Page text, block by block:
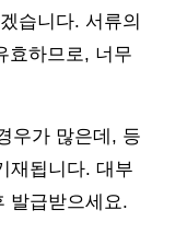
습니다. 서류의
효하므로, 너무
우가 많은데, 등
재됩니다. 대부
발급받으세요.